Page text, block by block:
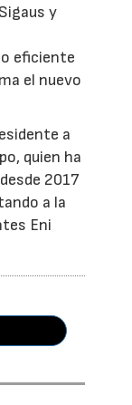
y
eficiente
el nuevo
a
quien ha
2017
a la
Eni